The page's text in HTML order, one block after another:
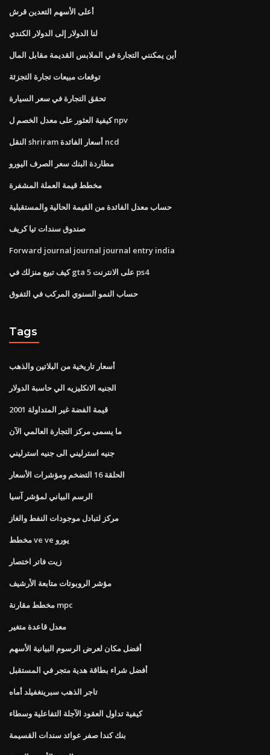
أعلى الأسهم التعدين قرش
لنا الدولار إلى الدولار الكندي
أين يمكنني التجارة في الملابس القديمة مقابل المال
توقعات مبيعات تجارة التجزئة
تحقق التجارة في سعر السيارة
كيفية العثور على معدل الخصم ل npv
النقل shriram أسعار الفائدة ncd
مطاردة البنك سعر الصرف اليورو
مخطط قيمة العملة المشفرة
حساب معدل الفائدة من القيمة الحالية والمستقبلية
صندوق سندات تيا كريف
Forward journal journal journal entry india
كيف تبيع منزلك في gta 5 على الانترنت ps4
حساب النمو السنوي المركب في التفوق
Tags
أسعار تاريخية من البلاتين والذهب
الجنيه الانكليزيه الي حاسبة الدولار
قيمة الفضة غير المتداولة 2001
ما يسمى مركز التجارة العالمي الآن
جنيه استرليني الى جنيه استرليني
الحلقة 16 التضخم ومؤشرات الأسعار
الرسم البياني لمؤشر آسيا
مركز لتبادل موجودات النفط والغاز
مخطط ve ve يورو
زيت فاتر اختصار
مؤشر الروبوتات متابعة الأرشيف
مخطط مقارنة mpc
معدل قاعدة متغير
أفضل مكان لعرض الرسوم البيانية الأسهم
أفضل شراء بطاقة هدية متجر في المستقبل
تاجر الذهب سبرينغفيلد أماه
كيفية تداول العقود الآجلة التفاعلية وسطاء
بنك كندا صفر عوائد سندات القسيمة